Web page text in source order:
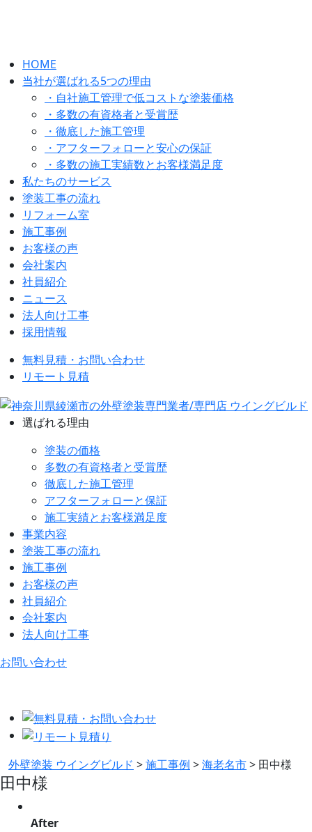
HOME
当社が選ばれる5つの理由
・自社施工管理で低コストな塗装価格
・多数の有資格者と受賞歴
・徹底した施工管理
・アフターフォローと安心の保証
・多数の施工実績数とお客様満足度
私たちのサービス
塗装工事の流れ
リフォーム室
施工事例
お客様の声
会社案内
社員紹介
ニュース
法人向け工事
採用情報
無料見積・お問い合わせ
リモート見積
選ばれる理由
塗装の価格
多数の有資格者と受賞歴
徹底した施工管理
アフターフォローと保証
施工実績とお客様満足度
事業内容
塗装工事の流れ
施工事例
お客様の声
社員紹介
会社案内
法人向け工事
お問い合わせ
外壁塗装 ウイングビルド >施工事例 >海老名市> 田中様
田中様
After